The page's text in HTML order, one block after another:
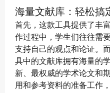
海量文献库：轻松搞
首先，这款工具提供了丰
作过程中，学生们往往需
支持自己的观点和论证。
具中的文献库拥有海量的
新、最权威的学术论文和
用和参考资料的准备工作